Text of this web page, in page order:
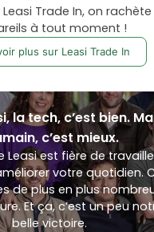
Trade In, on
à tout moment !
plus sur Leasi Trade In
la tech, c’est bien.
c’est mieux.
Leasi est fière de
votre quotidien.
de plus en plus
Et ça, c’est un peu
belle victoire.